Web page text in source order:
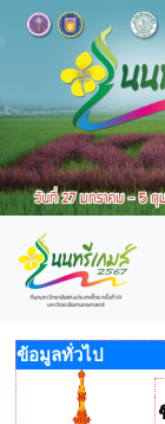
ข้อมูลทั่วไป